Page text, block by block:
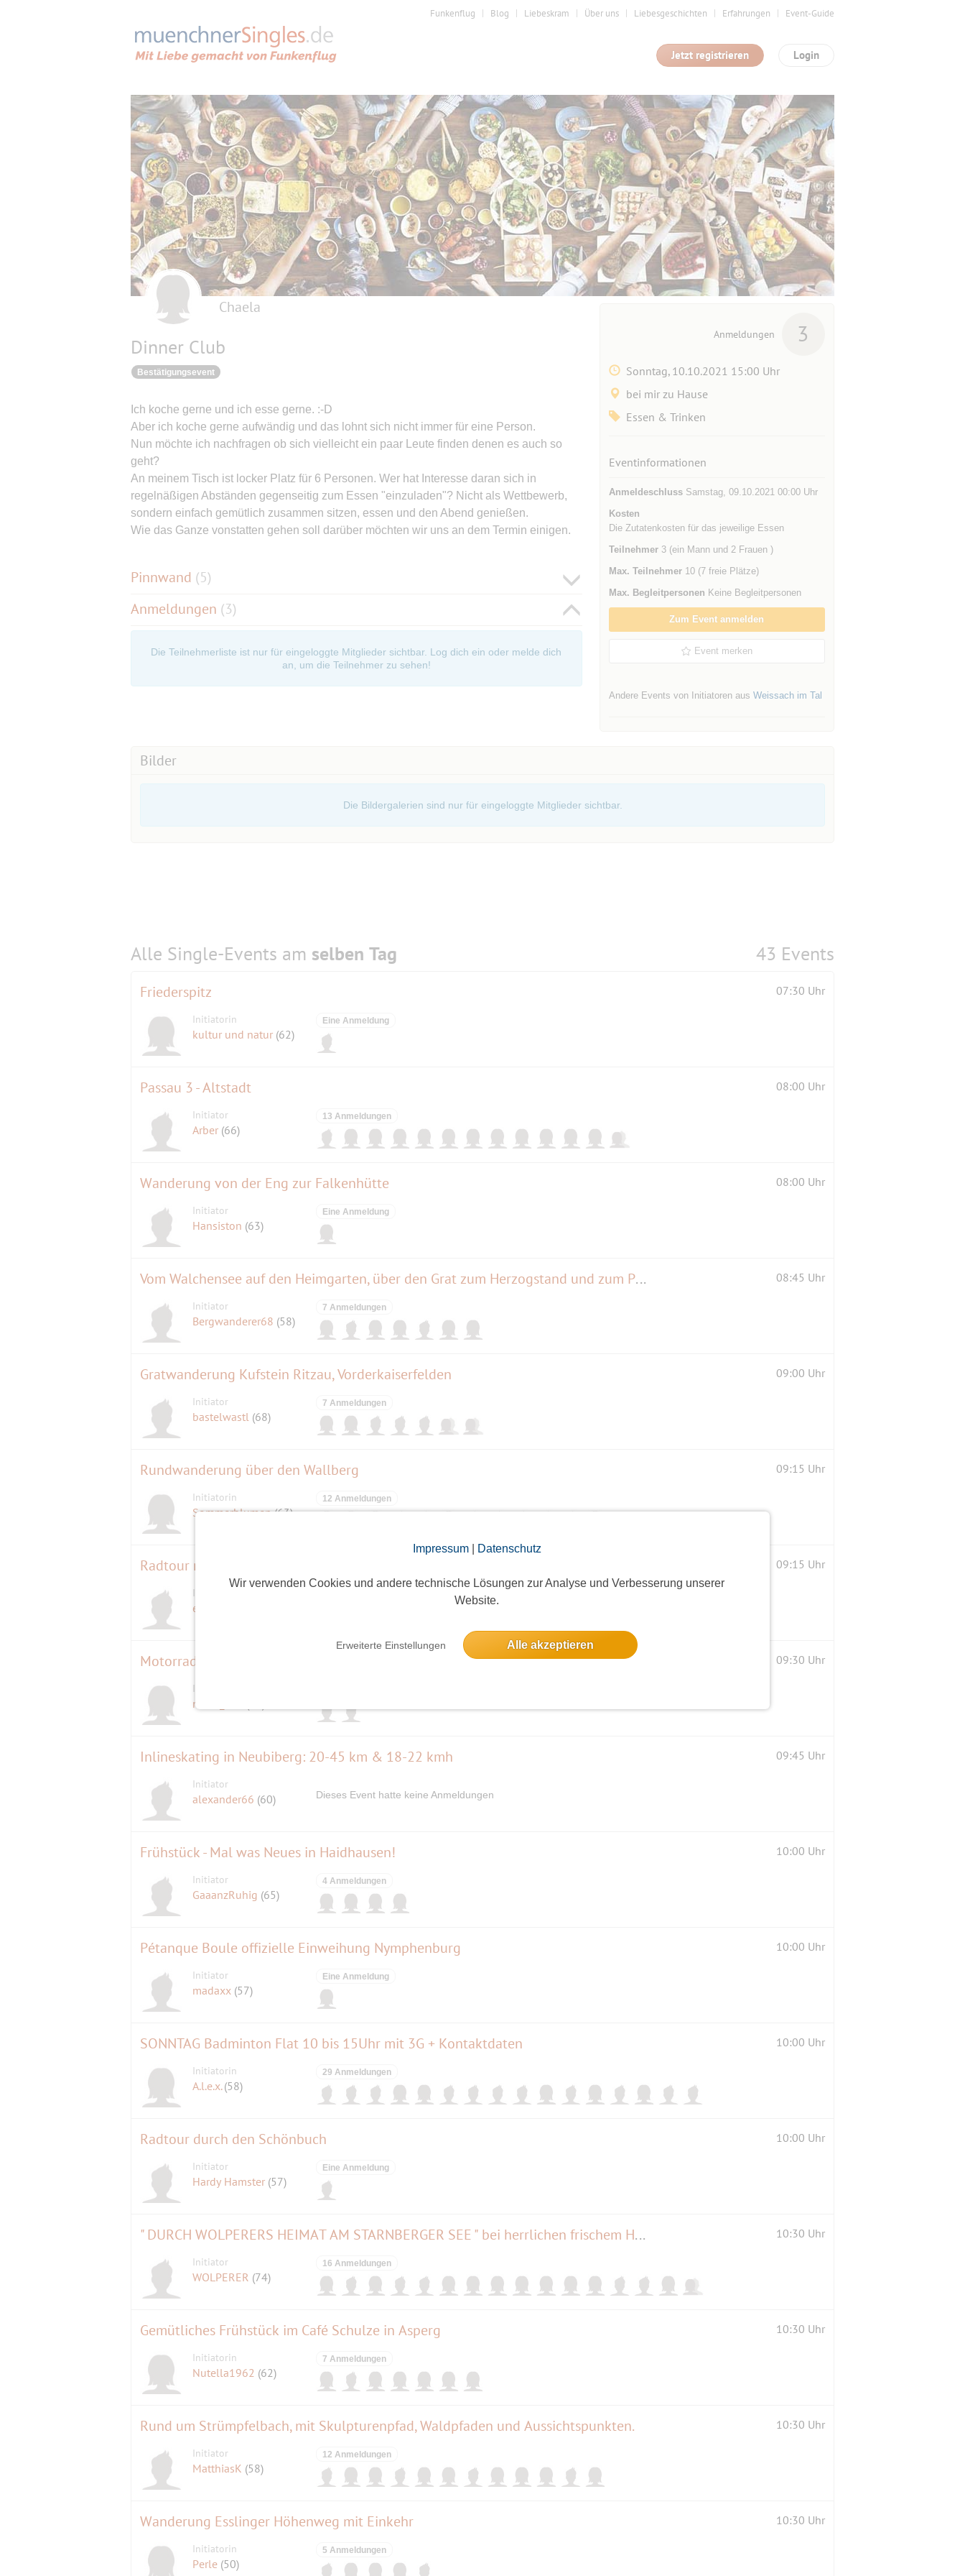
Impressum| Datenschutz
Wir verwenden Cookies und andere technische Lösungen zur Analyse und Verbesserung unserer
Website.
Erweiterte Einstellungen Alle akzeptieren
Funkenflug Blog Liebeskram Über uns Liebesgeschichten Erfahrungen Event-Guide
Login
Jetzt registrieren
Chaela
Dinner Club
Bestätigungsevent
Ich koche gerne und ich esse gerne. :-D
Aber ich koche gerne aufwändig und das lohnt sich nicht immer für eine Person.
Nun möchte ich nachfragen ob sich vielleicht ein paar Leute finden denen es auch so
geht?
An meinem Tisch ist locker Platz für 6 Personen. Wer hat Interesse daran sich in
regelnäßigen Abständen gegenseitig zum Essen "einzuladen"? Nicht als Wettbewerb,
sondern einfach gemütlich zusammen sitzen, essen und den Abend genießen.
Wie das Ganze vonstatten gehen soll darüber möchten wir uns an dem Termin einigen.
Pinnwand (5)
Anmeldungen (3)
Die Teilnehmerliste ist nur für eingeloggte Mitglieder sichtbar. Log dich ein oder melde dich
an, um die Teilnehmer zu sehen!
Anmeldungen 3
Sonntag, 10.10.2021 15:00 Uhr
bei mir zu Hause
Essen & Trinken
Eventinformationen
AnmeldeschlussSamstag, 09.10.2021 00:00 Uhr
Kosten
Die Zutatenkosten für das jeweilige Essen
Teilnehmer3 (ein Mann und 2 Frauen )
Max. Teilnehmer10 (7 freie Plätze)
Max. Begleitpersonen Keine Begleitpersonen
Zum Event anmelden
Event merken
Andere Events von Initiatoren aus Weissach im Tal
Bilder
Die Bildergalerien sind nur für eingeloggte Mitglieder sichtbar.
Alle Single-Events am selben Tag 43 Events
Friederspitz 07:30 Uhr
Initiatorin
kultur und natur (62)
Eine Anmeldung
Passau 3 - Altstadt 08:00 Uhr
Initiator
Arber (66)
13 Anmeldungen
Wanderung von der Eng zur Falkenhütte 08:00 Uhr
Initiator
Hansiston (63)
Eine Anmeldung
Vom Walchensee auf den Heimgarten, über den Grat zum Herzogstand und zum Parkplatz 08:45 Uhr
Initiator
Bergwanderer68 (58)
7 Anmeldungen
Gratwanderung Kufstein Ritzau, Vorderkaiserfelden 09:00 Uhr
Initiator
bastelwastl (68)
7 Anmeldungen
Rundwanderung über den Wallberg 09:15 Uhr
Initiatorin
Sommerblumen(63)
12 Anmeldungen
Radtour mit "Schäufäla" Essen anschliessend über den Brombachsee nach Pleinfeld 09:15 Uhr
Initiator
exultet
Motorradtour zur Eng ins Karwendel über den Ahornboden 09:30 Uhr
Initiatorin
marie_ann
Inlineskating in Neubiberg: 20-45 km & 18-22 kmh 09:45 Uhr
Initiator
alexander66 (60) Dieses Event hatte keine Anmeldungen
Frühstück - Mal was Neues in Haidhausen! 10:00 Uhr
Initiator
GaaanzRuhig (65)
4 Anmeldungen
Pétanque Boule offizielle Einweihung Nymphenburg 10:00 Uhr
Initiator
madaxx (57)
Eine Anmeldung
SONNTAG Badminton Flat 10 bis 15Uhr mit 3G + Kontaktdaten 10:00 Uhr
Initiatorin
A.l.e.x.(58)
29 Anmeldungen
Radtour durch den Schönbuch 10:00 Uhr
Initiator
Hardy Hamster (57)
Eine Anmeldung
" DURCH WOLPERERS HEIMAT AM STARNBERGER SEE " bei herrlichen frischem Herbstwetter 10:30 Uhr
Initiator
WOLPERER (74)
16 Anmeldungen
Gemütliches Frühstück im Café Schulze in Asperg 10:30 Uhr
Initiatorin
Nutella1962 (62)
7 Anmeldungen
Rund um Strümpfelbach, mit Skulpturenpfad, Waldpfaden und Aussichtspunkten. 10:30 Uhr
Initiator
MatthiasK (58)
12 Anmeldungen
Wanderung Esslinger Höhenweg mit Einkehr 10:30 Uhr
Initiatorin
Perle (50)
5 Anmeldungen